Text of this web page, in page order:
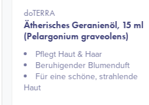
doTERRA
Ätherisches Geranienöl, 15 ml
(Pelargonium graveolens)
Pflegt Haut & Haar
Beruhigender Blumenduft
Für eine schöne, strahlende
Haut